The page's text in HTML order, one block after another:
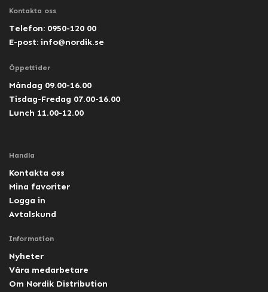
Kontakta oss
Telefon: 0950-120 00
E-post: info@nordik.se
Öppettider
Måndag 09.00-16.00
Tisdag-Fredag 07.00-16.00
Lunch 11.00-12.00
Handla
Kontakta oss
Mina favoriter
Logga in
Avtalskund
Information
Nyheter
Våra medarbetare
Om Nordik Distribution